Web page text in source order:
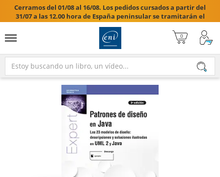
Cerramos del 01/08 al 16/08. Los pedidos cursados a partir del
31/07 a las 12.00 hora de España peninsular se tramitarán el
17/08/2026.
